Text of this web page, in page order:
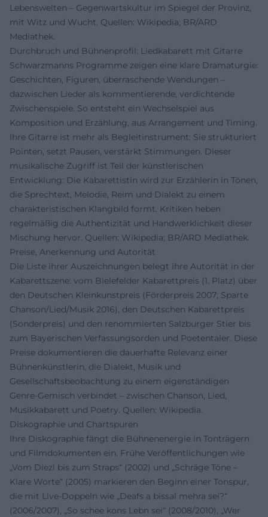
Lebenswelten – Gegenwartskultur im Spiegel der Provinz,
mit Witz und Wucht. Quellen: Wikipedia; BR/ARD
Mediathek.
Durchbruch und Bühnenprofil: Liedkabarett mit Gitarre
Schwarzmanns Programme zeigen eine klare Dramaturgie:
Geschichten, Figuren, überraschende Wendungen –
dazwischen Lieder als kommentierende, verdichtende
Zwischenspiele. So entsteht ein Wechselspiel aus
Komposition und Erzählung, aus Arrangement und Timing.
Ihre Gitarre ist mehr als Begleitinstrument: Sie strukturiert
Pointen, setzt Pausen, verstärkt Stimmungen. Dieser
musikalische Zugriff ist Teil der künstlerischen
Entwicklung: Die Kabarettistin wird zur Erzählerin in Tönen,
die Sprechtext, Melodie, Reim und Dialekt zu einem
charakteristischen Klangbild formt. Kritiken heben
regelmäßig die Authentizität und Handwerklichkeit dieser
Mischung hervor. Quellen: Wikipedia; BR/ARD Mediathek.
Preise, Anerkennung und Autorität
Die Liste ihrer Auszeichnungen belegt ihre Autorität in der
Kabarettszene: vom Bielefelder Kabarettpreis (1. Platz) über
den Deutschen Kleinkunstpreis (Förderpreis 2007; Sparte
Chanson/Lied/Musik 2016), den Deutschen Kabarettpreis
(Sonderpreis) und den renommierten Salzburger Stier bis
zum Bayerischen Verfassungsorden und Poetentaler. Diese
Preise dokumentieren die dauerhafte Relevanz einer
Bühnenkünstlerin, die Dialekt, Musik und
Gesellschaftsbeobachtung zu einem eigenständigen
Genre-Gemisch verbindet – zwischen Chanson, Lied,
Musikkabarett und Poetry. Quellen: Wikipedia.
Diskographie und Chartspuren
Ihre Diskographie fängt die Bühnenenergie in Tonträgern
und Filmdokumenten ein. Frühe Veröffentlichungen wie
„Vom Diezl bis zum Straps“ (2002) und „Schräge Töne –
Klare Worte“ (2005) markieren den Beginn einer Tonspur,
die mit Live-Doppeln wie „Deafs a bissal mehra sei?“
(2006/2007), „So schee kons Lebn sei“ (2008/2010), „Wer